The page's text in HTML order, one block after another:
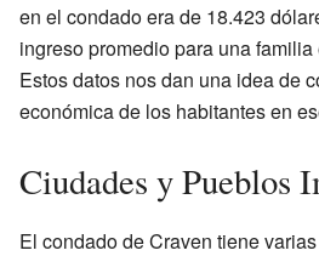
en el condado era de 18.423
ingreso promedio para una
Estos datos nos dan una idea de
económica de los habitantes en
Ciudades y Pueblos
El condado de Craven tiene